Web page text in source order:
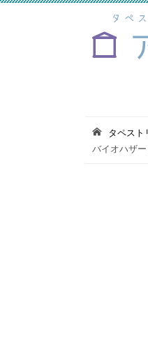
タペスト
バイオハザ